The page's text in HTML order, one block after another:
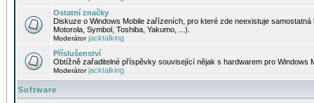
Ostatní značky
Diskuze o Windows Mobile zařízeních, pro které zde neexistuje
Motorola, Symbol, Toshiba, Yakumo, ...).
Moderátorjacktalking
Příslušenství
Obtížně zařaditelné příspěvky související nějak s hardwarem pro Windows
Moderátorjacktalking
Software